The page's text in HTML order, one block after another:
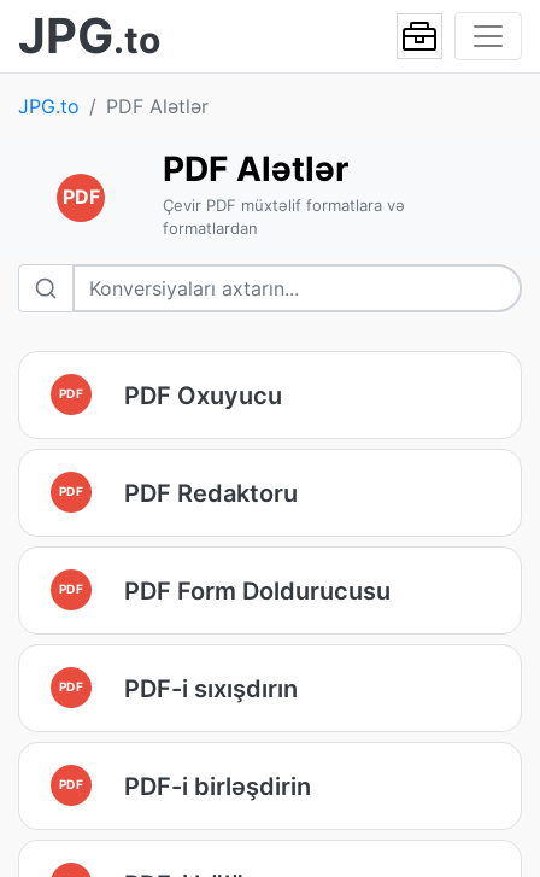
JPG.to
JPG.to PDF Alətlər
PDF
PDF Alətlər
Çevir PDF müxtəlif formatlara və
formatlardan
PDF PDF Oxuyucu
PDF PDF Redaktoru
PDF PDF Form Doldurucusu
PDF PDF-i sıxışdırın
PDF PDF-i birləşdirin